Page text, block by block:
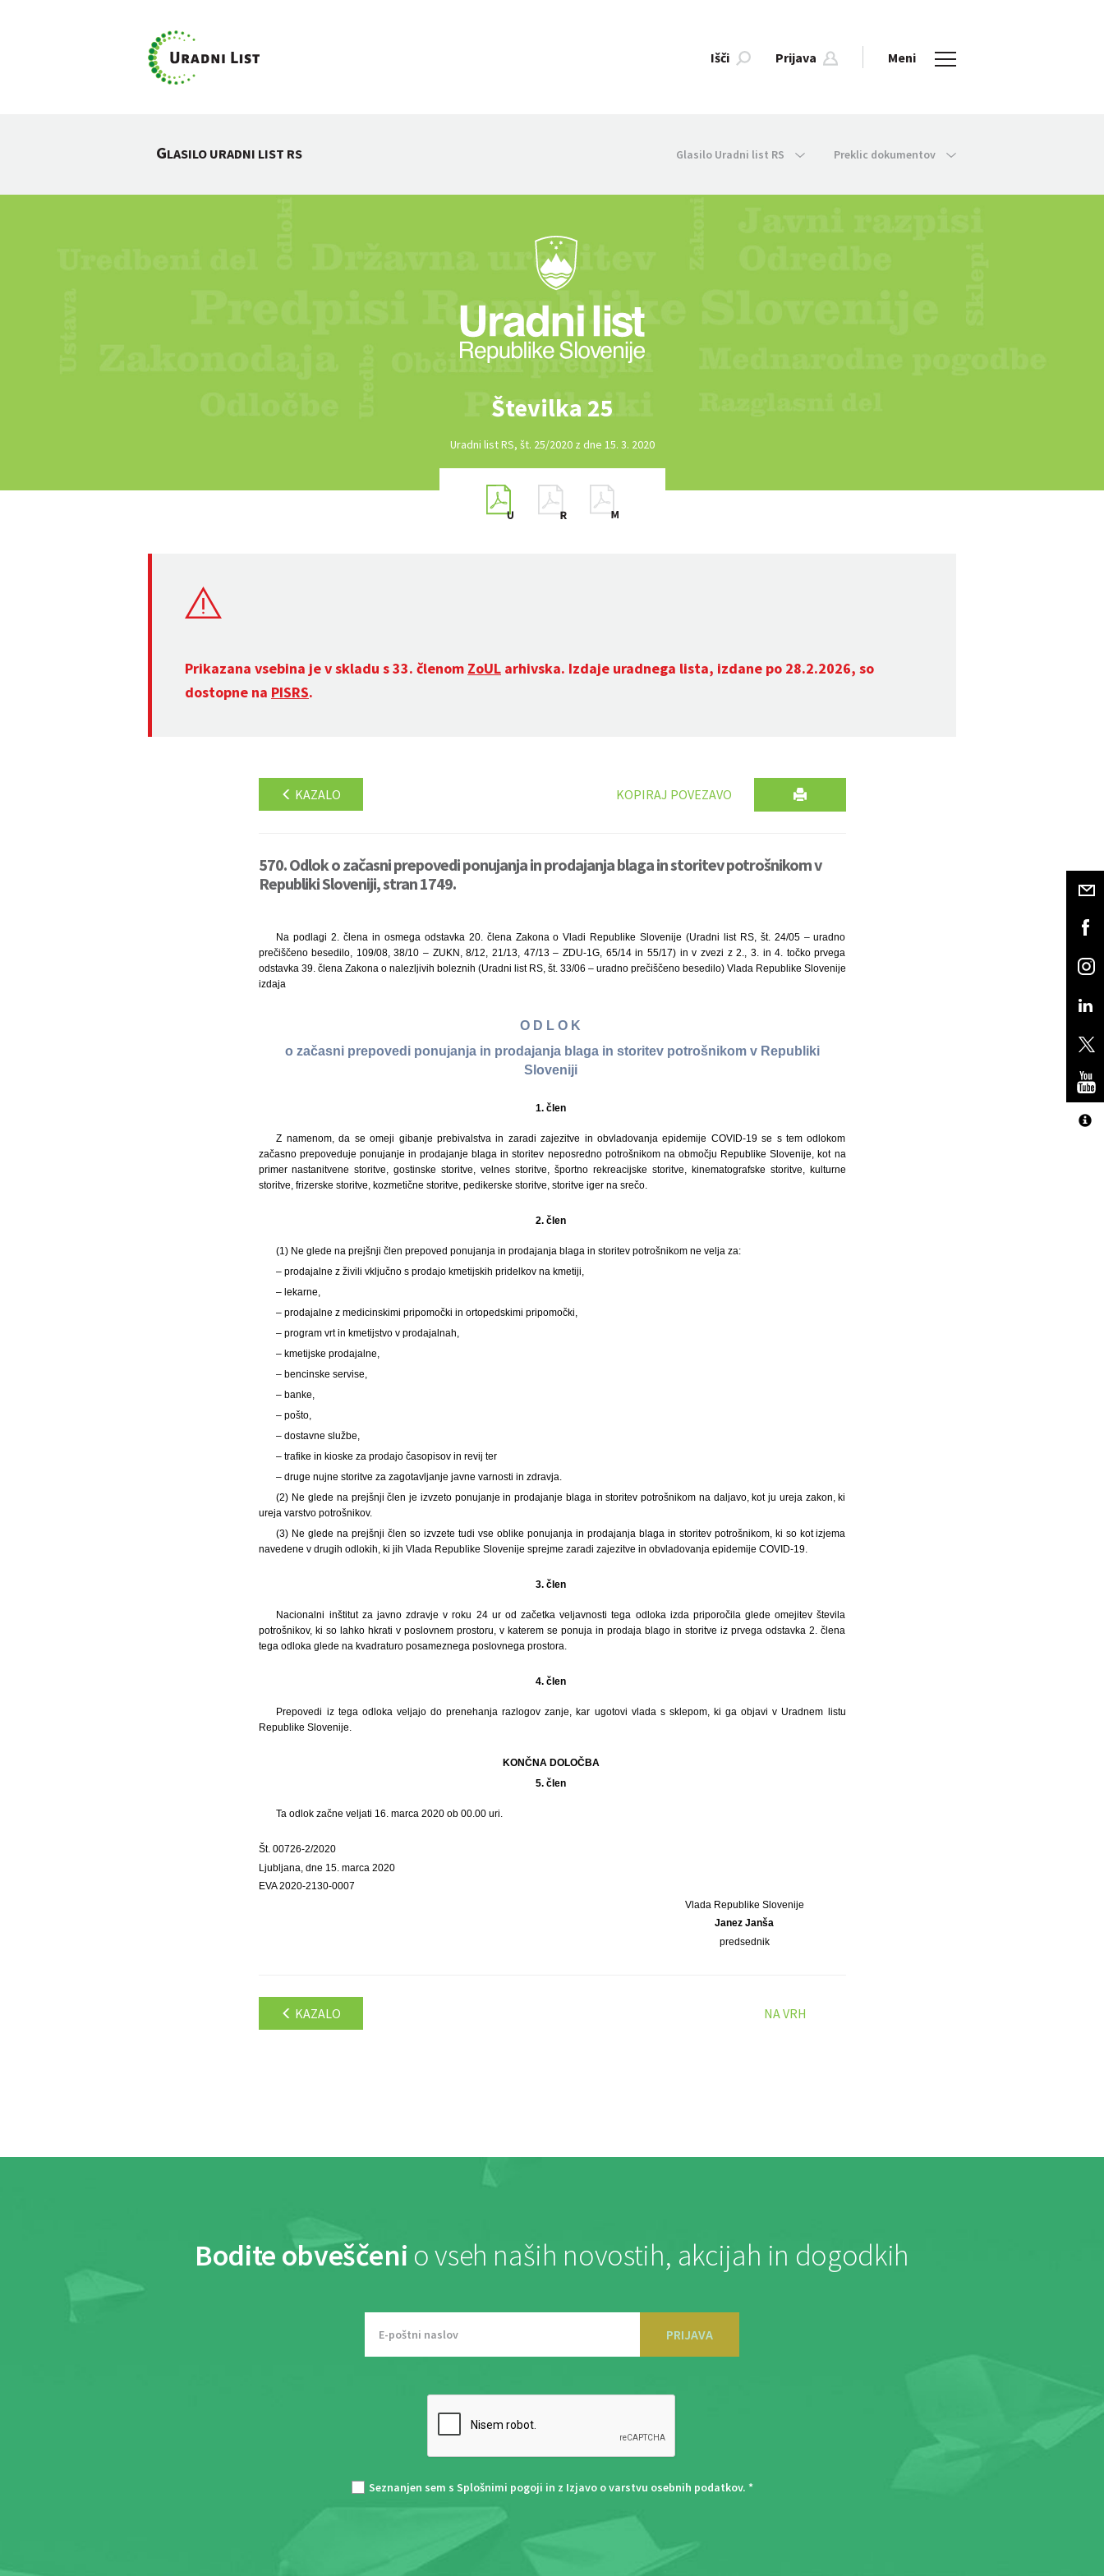
Išči Prijava Meni
GLASILO URADNI LIST RS Glasilo Uradni list RS Preklic dokumentov
Številka 25
Uradni list RS, št. 25/2020 z dne 15. 3. 2020
Prikazana vsebina je v skladu s 33. členom ZoUL arhivska. Izdaje uradnega lista, izdane po 28.2.2026, so
dostopne na PISRS.
KAZALO KOPIRAJ POVEZAVO
570. Odlok o začasni prepovedi ponujanja in prodajanja blaga in storitev potrošnikom v
Republiki Sloveniji, stran 1749.
Na podlagi 2. člena in osmega odstavka 20. člena Zakona o Vladi Republike Slovenije (Uradni list RS, št. 24/05 – uradno
prečiščeno besedilo, 109/08, 38/10 – ZUKN, 8/12, 21/13, 47/13 – ZDU-1G, 65/14 in 55/17) in v zvezi z 2., 3. in 4. točko prvega
odstavka 39. člena Zakona o nalezljivih boleznih (Uradni list RS, št. 33/06 – uradno prečiščeno besedilo) Vlada Republike Slovenije
izdaja
O D L O K
o začasni prepovedi ponujanja in prodajanja blaga in storitev potrošnikom v Republiki
Sloveniji
1. člen
Z namenom, da se omeji gibanje prebivalstva in zaradi zajezitve in obvladovanja epidemije COVID-19 se s tem odlokom
začasno prepoveduje ponujanje in prodajanje blaga in storitev neposredno potrošnikom na območju Republike Slovenije, kot na
primer nastanitvene storitve, gostinske storitve, velnes storitve, športno rekreacijske storitve, kinematografske storitve, kulturne
storitve, frizerske storitve, kozmetične storitve, pedikerske storitve, storitve iger na srečo.
2. člen
(1) Ne glede na prejšnji člen prepoved ponujanja in prodajanja blaga in storitev potrošnikom ne velja za:
– prodajalne z živili vključno s prodajo kmetijskih pridelkov na kmetiji,
– lekarne,
– prodajalne z medicinskimi pripomočki in ortopedskimi pripomočki,
– program vrt in kmetijstvo v prodajalnah,
– kmetijske prodajalne,
– bencinske servise,
– banke,
– pošto,
– dostavne službe,
– trafike in kioske za prodajo časopisov in revij ter
– druge nujne storitve za zagotavljanje javne varnosti in zdravja.
(2) Ne glede na prejšnji člen je izvzeto ponujanje in prodajanje blaga in storitev potrošnikom na daljavo, kot ju ureja zakon, ki
ureja varstvo potrošnikov.
(3) Ne glede na prejšnji člen so izvzete tudi vse oblike ponujanja in prodajanja blaga in storitev potrošnikom, ki so kot izjema
navedene v drugih odlokih, ki jih Vlada Republike Slovenije sprejme zaradi zajezitve in obvladovanja epidemije COVID-19.
3. člen
Nacionalni inštitut za javno zdravje v roku 24 ur od začetka veljavnosti tega odloka izda priporočila glede omejitev števila
potrošnikov, ki so lahko hkrati v poslovnem prostoru, v katerem se ponuja in prodaja blago in storitve iz prvega odstavka 2. člena
tega odloka glede na kvadraturo posameznega poslovnega prostora.
4. člen
Prepovedi iz tega odloka veljajo do prenehanja razlogov zanje, kar ugotovi vlada s sklepom, ki ga objavi v Uradnem listu
Republike Slovenije.
KONČNA DOLOČBA
5. člen
Ta odlok začne veljati 16. marca 2020 ob 00.00 uri.
Št. 00726-2/2020
Ljubljana, dne 15. marca 2020
EVA 2020-2130-0007
Vlada Republike Slovenije
Janez Janša
predsednik
KAZALO NA VRH
Bodite obveščeni o vseh naših novostih, akcijah in dogodkih
PRIJAVA
Seznanjen sem s Splošnimi pogoji in z Izjavo o varstvu osebnih podatkov. *